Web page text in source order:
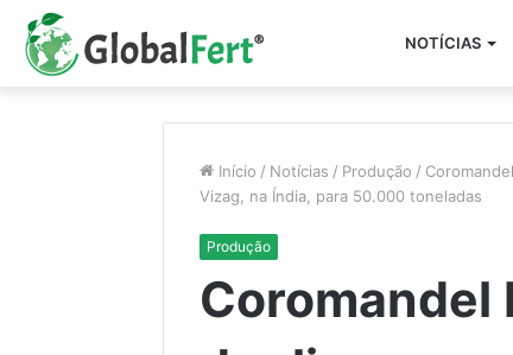
NOTÍCIAS
Início / Notícias / Produção /
Vizag, na Índia, para 50.000 toneladas
Produção